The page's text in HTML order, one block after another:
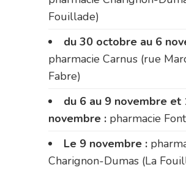
Fouillade)
du 30 octobre au 6
pharmacie Carnus (rue
Fabre)
du 6 au 9 novembre et
novembre : pharmacie
Le 9 novembre :
Charignon-Dumas (La